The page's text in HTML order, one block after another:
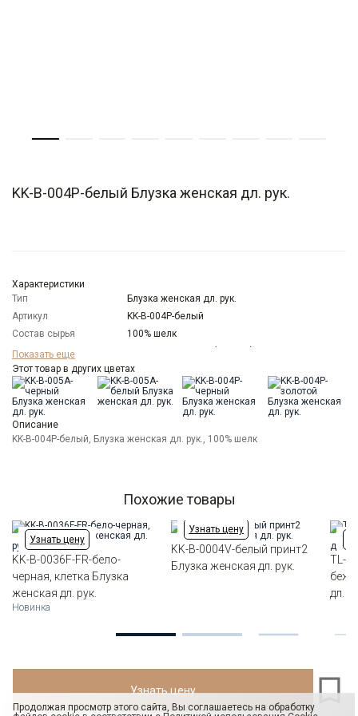
KK-B-004P-белый Блузка женская дл. рук.
Характеристики
Тип
Блузка женская дл. рук.
Артикул
KK-B-004P-белый
Состав сырья
100% шелк
Бренд
Особенности
ткани
Прозрачный фон
Модель
Классическая свободная
Цвет
Ворот
бант
Показать еще
Этот товар в других цветах
Описание
KK-B-004P-белый, Блузка женская дл. рук., 100% шелк
Похожие товары
Узнать цену
KK-B-0036F-FR-бело-
черная, клетка Блузка
женская дл. рук.
Новинка
Узнать цену
KK-B-0004V-белый принт2
Блузка женская дл. рук.
TL-
дл.
Узнать цену
Продолжая просмотр этого сайта, Вы соглашаетесь на обработку